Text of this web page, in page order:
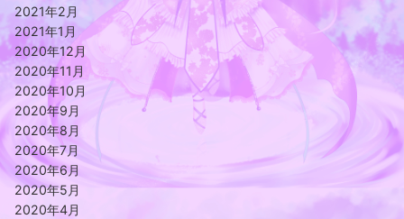
2021年2月
2021年1月
2020年12月
2020年11月
2020年10月
2020年9月
2020年8月
2020年7月
2020年6月
2020年5月
2020年4月